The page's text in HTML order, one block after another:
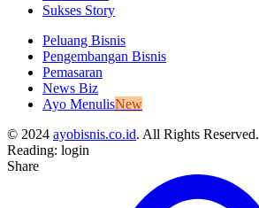
Sukses Story
Peluang Bisnis
Pengembangan Bisnis
Pemasaran
News Biz
Ayo MenulisNew
© 2024 ayobisnis.co.id. All Rights Reserved.
Reading: login
Share